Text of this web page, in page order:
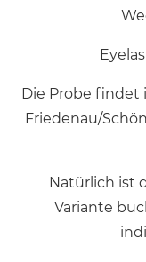
Die Probe findet
Friedenau/
Natürlich ist
Variante